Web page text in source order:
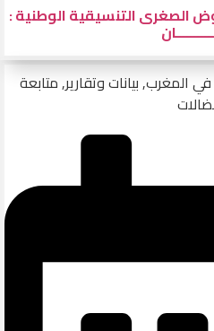
الصغرى التنسيقية الوطنية :
في المغرب,بيانات وتقارير,متابعة